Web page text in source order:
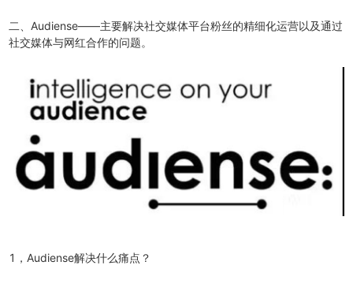
二、Audiense——主要解决社交媒体平台粉丝的精细化运营以及通过
社交媒体与网红合作的问题。
1，Audiense解决什么痛点？